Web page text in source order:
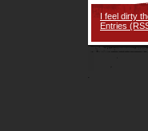
I feel dirty
Entries